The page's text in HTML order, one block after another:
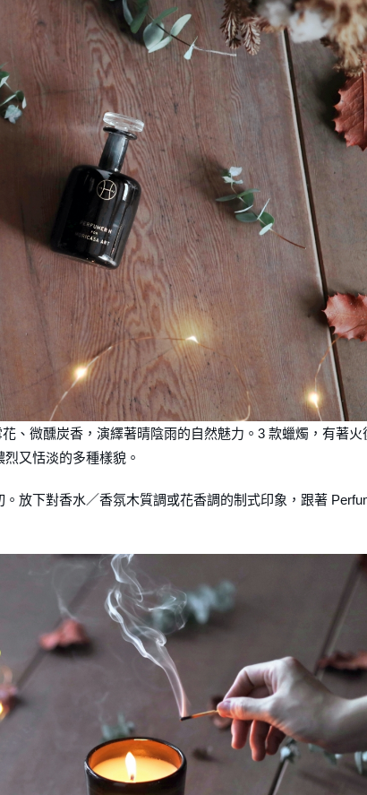
、微醺炭香，演繹著晴陰雨的自然魅力。3 款蠟燭，有著火
又恬淡的多種樣貌。
放下對香水／香氛木質調或花香調的制式印象，跟著